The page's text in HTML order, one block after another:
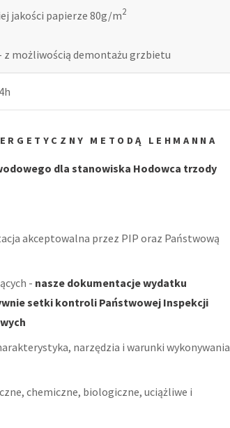
jakości papierze 80g/m2
z możliwością demontażu grzbietu
METODĄ LEHMANNA
dla stanowiska Hodowca trzody
akceptowalna przez PIP oraz Państwową
- nasze dokumentacje wydatku
setki kontroli Państwowej Inspekcji
narzędzia i warunki wykonywania
chemiczne, biologiczne, uciążliwe i